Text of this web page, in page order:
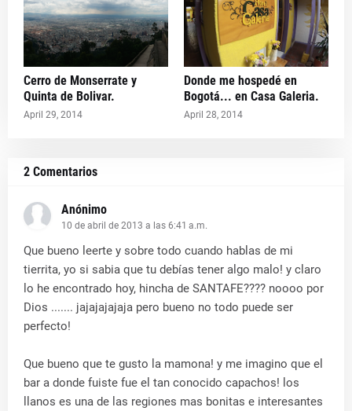
Cerro de Monserrate y
Quinta de Bolivar.
April 29, 2014
Donde me hospedé en
Bogotá... en Casa Galeria.
April 28, 2014
2 Comentarios
Anónimo
10 de abril de 2013 a las 6:41 a.m.
Que bueno leerte y sobre todo cuando hablas de mi
tierrita, yo si sabia que tu debías tener algo malo! y claro
lo he encontrado hoy, hincha de SANTAFE???? noooo por
Dios ....... jajajajajaja pero bueno no todo puede ser
perfecto!
Que bueno que te gusto la mamona! y me imagino que el
bar a donde fuiste fue el tan conocido capachos! los
llanos es una de las regiones mas bonitas e interesantes